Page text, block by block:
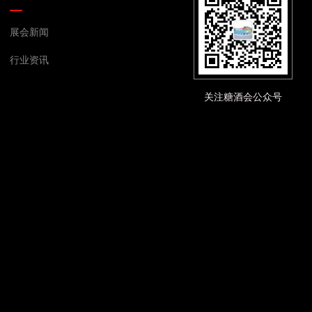
关注糖酒会公众号
展会新闻
行业资讯